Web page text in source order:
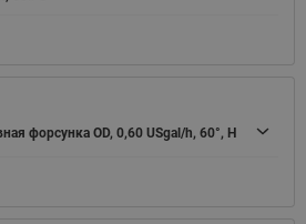
форсунка OD, 0,60 USgal/h, 60°, H